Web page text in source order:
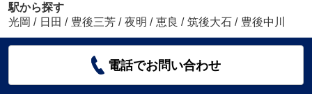
駅から探す
光岡 / 日田 / 豊後三芳 / 夜明 / 恵良 / 筑後大石 / 豊後中川
電話でお問い合わせ